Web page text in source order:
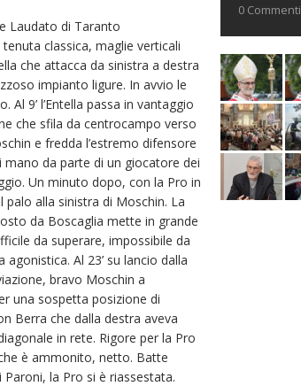
Laudato di Taranto
classica, maglie verticali
che attacca da sinistra a destra
impianto ligure. In avvio le
9’ l’Entella passa in vantaggio
che sfila da centrocampo verso
e fredda l’estremo difensore
da parte di un giocatore dei
Un minuto dopo, con la Pro in
alla sinistra di Moschin. La
da Boscaglia mette in grande
da superare, impossibile da
Al 23’ su lancio dalla
bravo Moschin a
una sospetta posizione di
Berra che dalla destra aveva
in rete. Rigore per la Pro
è ammonito, netto. Batte
la Pro si è riassestata.
0 Commenti